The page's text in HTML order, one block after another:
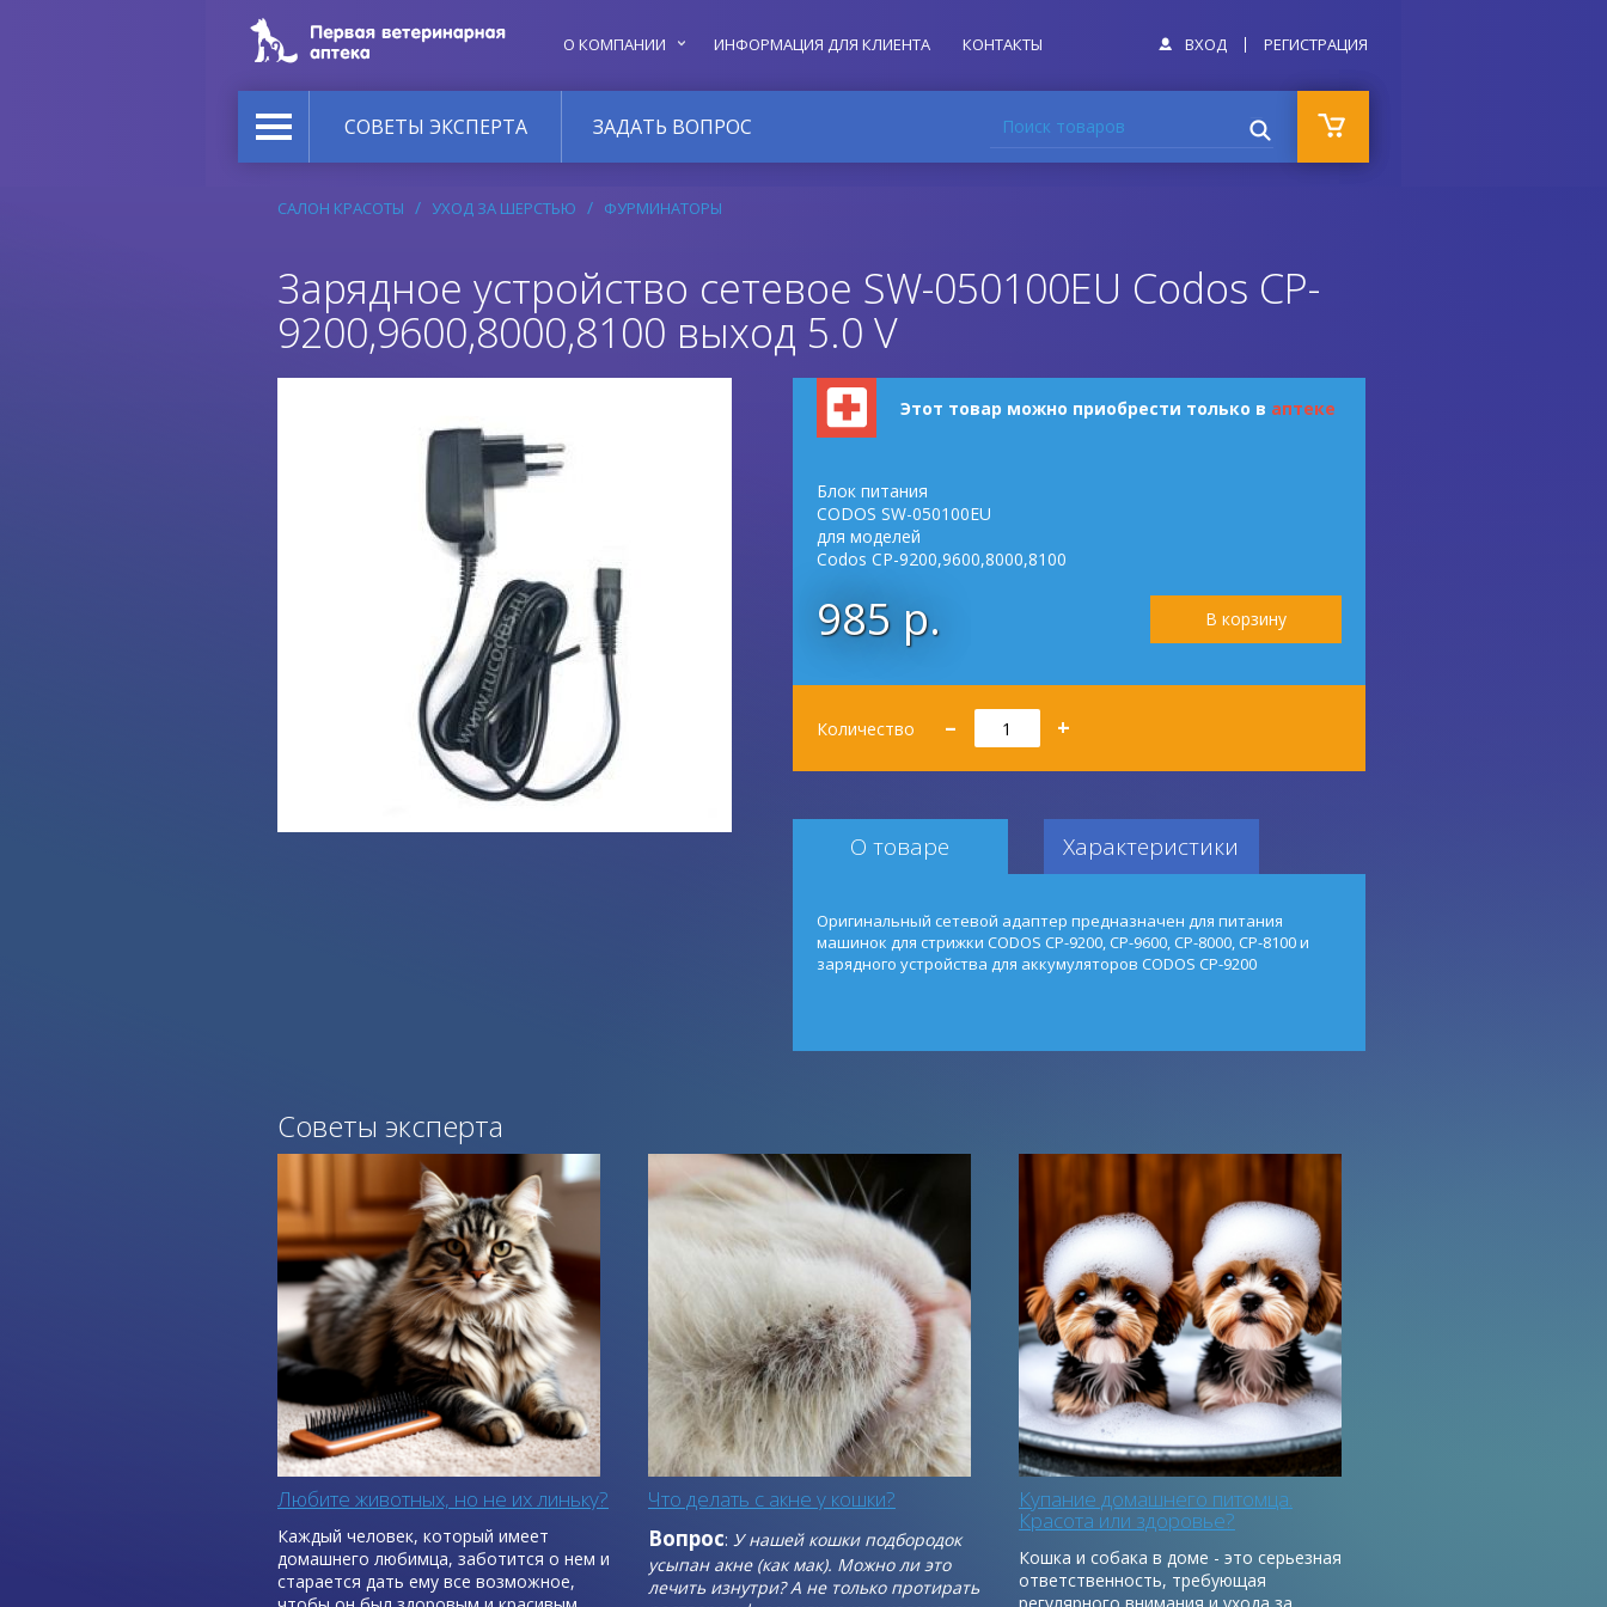
О КОМПАНИИ ИНФОРМАЦИЯ ДЛЯ КЛИЕНТА КОНТАКТЫ ВХОД РЕГИСТРАЦИЯ
СОВЕТЫ ЭКСПЕРТА ЗАДАТЬ ВОПРОС Поиск товаров
САЛОН КРАСОТЫ УХОД ЗА ШЕРСТЬЮ ФУРМИНАТОРЫ
Зарядное устройство сетевое SW-050100EU Codos CP-
9200,9600,8000,8100 выход 5.0 V
Этот товар можно приобрести только в аптеке
Блок питания
CODOS SW-050100EU
для моделей
Codos CP-9200,9600,8000,8100
985 р.
Количество
Количество
– +
О товаре Характеристики
Оригинальный сетевой адаптер предназначен для питания
машинок для стрижки CODOS CP-9200, CP-9600, CP-8000, CP-8100 и
зарядного устройства для аккумуляторов CODOS CP-9200
Советы эксперта
Любите животных, но не их линьку?
Каждый человек, который имеет
домашнего любимца, заботится о нем и
старается дать ему все возможное,
Что делать с акне у кошки?
Вопрос: У нашей кошки подбородок
усыпан акне (как мак). Можно ли это
лечить изнутри? А не только протирать
Купание домашнего питомца.
Красота или здоровье?
Кошка и собака в доме - это серьезная
ответственность, требующая